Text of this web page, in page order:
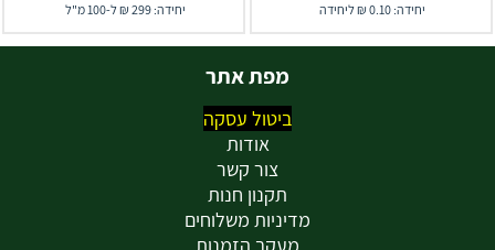
יחידה: 0.10 ₪ ליחידה יחידה: 299 ₪ ל-100 מ"ל
מפת אתר
ביטול עסקה
אודות
צור קשר
תקנון חנות
מדיניות משלוחים